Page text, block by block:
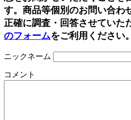
す。商品等個別のお問い合わ
正確に調査・回答させていた
のフォームをご利用ください。
ニックネーム
コメント